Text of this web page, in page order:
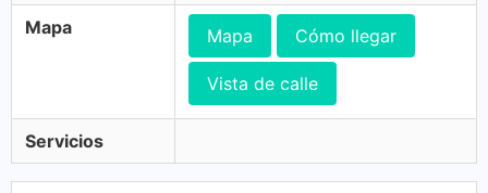
Mapa Mapa Cómo llegar
Vista de calle
Servicios